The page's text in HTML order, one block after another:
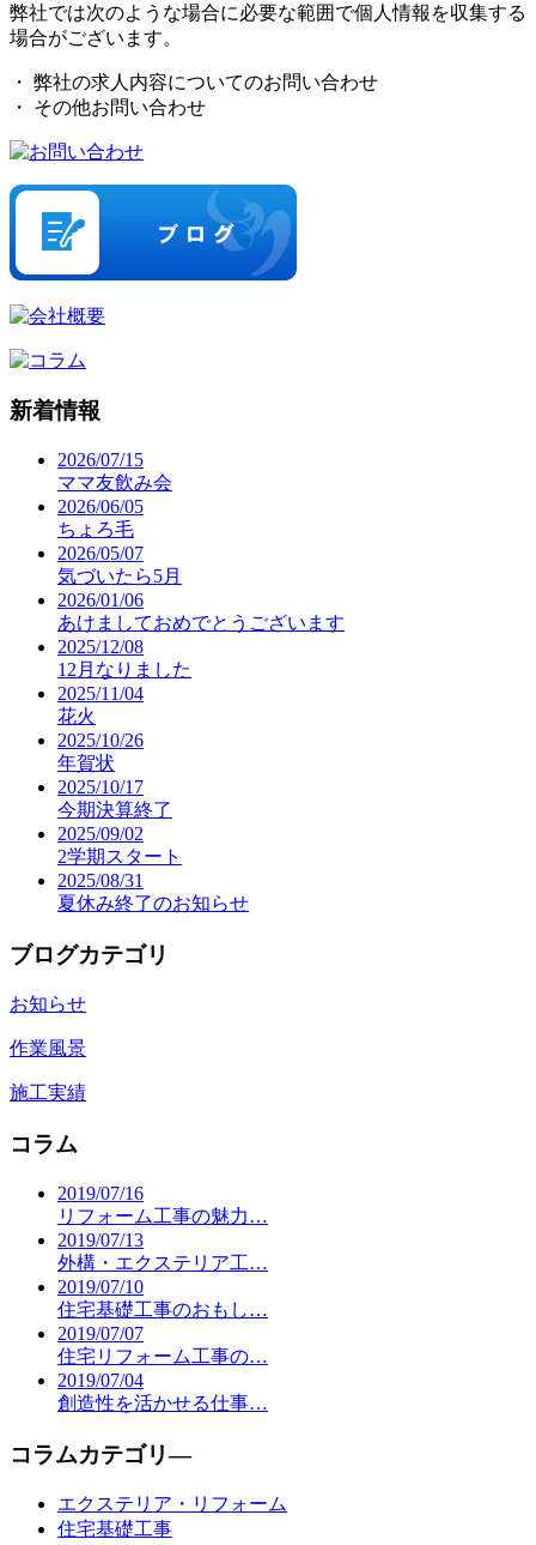
弊社では次のような場合に必要な範囲で個人情報を収集する
場合がございます。
・ 弊社の求人内容についてのお問い合わせ
・ その他お問い合わせ
新着情報
2026/07/15
ママ友飲み会
2026/06/05
ちょろ毛
2026/05/07
気づいたら5月
2026/01/06
あけましておめでとうございます
2025/12/08
12月なりました
2025/11/04
花火
2025/10/26
年賀状
2025/10/17
今期決算終了
2025/09/02
2学期スタート
2025/08/31
夏休み終了のお知らせ
ブログカテゴリ
お知らせ
作業風景
施工実績
コラム
2019/07/16
リフォーム工事の魅力…
2019/07/13
外構・エクステリア工…
2019/07/10
住宅基礎工事のおもし…
2019/07/07
住宅リフォーム工事の…
2019/07/04
創造性を活かせる仕事…
コラムカテゴリ―
エクステリア・リフォーム
住宅基礎工事